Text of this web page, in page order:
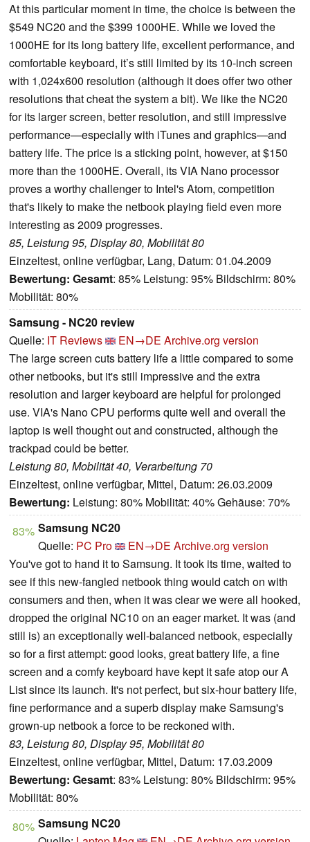
At this particular moment in time, the choice is between the
$549 NC20 and the $399 1000HE. While we loved the
1000HE for its long battery life, excellent performance, and
comfortable keyboard, it’s still limited by its 10-inch screen
with 1,024x600 resolution (although it does offer two other
resolutions that cheat the system a bit). We like the NC20
for its larger screen, better resolution, and still impressive
performance—especially with iTunes and graphics—and
battery life. The price is a sticking point, however, at $150
more than the 1000HE. Overall, its VIA Nano processor
proves a worthy challenger to Intel's Atom, competition
that's likely to make the netbook playing field even more
interesting as 2009 progresses.
85, Leistung 95, Display 80, Mobilität 80
Einzeltest, online verfügbar, Lang, Datum: 01.04.2009
Bewertung: Gesamt: 85% Leistung: 95% Bildschirm: 80%
Mobilität: 80%
Samsung - NC20 review
Quelle: IT Reviews EN→DE Archive.org version
The large screen cuts battery life a little compared to some
other netbooks, but it's still impressive and the extra
resolution and larger keyboard are helpful for prolonged
use. VIA's Nano CPU performs quite well and overall the
laptop is well thought out and constructed, although the
trackpad could be better.
Leistung 80, Mobilität 40, Verarbeitung 70
Einzeltest, online verfügbar, Mittel, Datum: 26.03.2009
Bewertung: Leistung: 80% Mobilität: 40% Gehäuse: 70%
83% Samsung NC20
Quelle: PC Pro EN→DE Archive.org version
You've got to hand it to Samsung. It took its time, waited to
see if this new-fangled netbook thing would catch on with
consumers and then, when it was clear we were all hooked,
dropped the original NC10 on an eager market. It was (and
still is) an exceptionally well-balanced netbook, especially
so for a first attempt: good looks, great battery life, a fine
screen and a comfy keyboard have kept it safe atop our A
List since its launch. It's not perfect, but six-hour battery life,
fine performance and a superb display make Samsung's
grown-up netbook a force to be reckoned with.
83, Leistung 80, Display 95, Mobilität 80
Einzeltest, online verfügbar, Mittel, Datum: 17.03.2009
Bewertung: Gesamt: 83% Leistung: 80% Bildschirm: 95%
Mobilität: 80%
80% Samsung NC20